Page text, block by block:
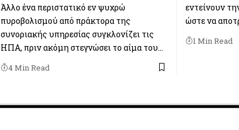
Άλλο ένα περιστατικό εν ψυχρώ
πυροβολισμού από πράκτορα της
συνοριακής υπηρεσίας συγκλονίζει τις
ΗΠΑ, πριν ακόμη στεγνώσει το αίμα του…
4 Min Read
εντείνουν
ώστε να
1 Min Read